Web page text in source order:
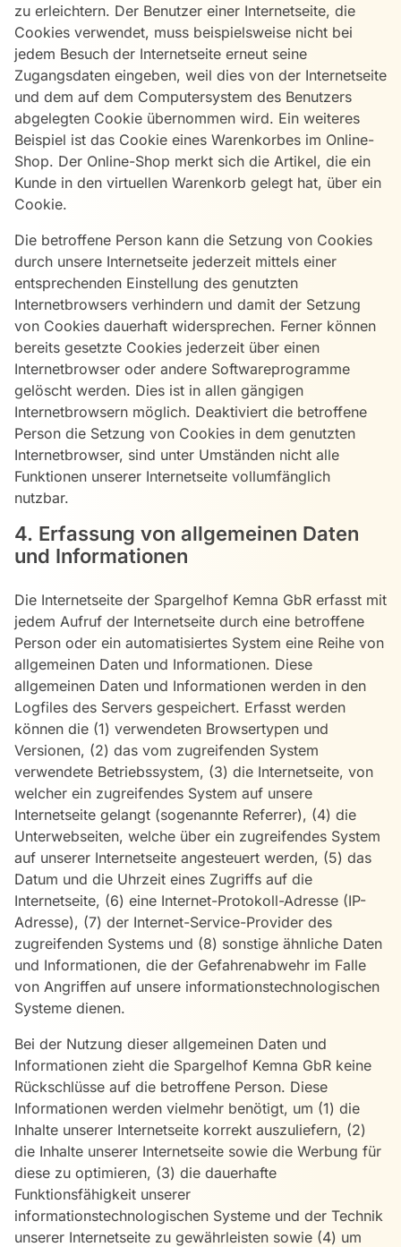
zu erleichtern. Der Benutzer einer Internetseite, die
Cookies verwendet, muss beispielsweise nicht bei
jedem Besuch der Internetseite erneut seine
Zugangsdaten eingeben, weil dies von der Internetseite
und dem auf dem Computersystem des Benutzers
abgelegten Cookie übernommen wird. Ein weiteres
Beispiel ist das Cookie eines Warenkorbes im Online-
Shop. Der Online-Shop merkt sich die Artikel, die ein
Kunde in den virtuellen Warenkorb gelegt hat, über ein
Cookie.
Die betroffene Person kann die Setzung von Cookies
durch unsere Internetseite jederzeit mittels einer
entsprechenden Einstellung des genutzten
Internetbrowsers verhindern und damit der Setzung
von Cookies dauerhaft widersprechen. Ferner können
bereits gesetzte Cookies jederzeit über einen
Internetbrowser oder andere Softwareprogramme
gelöscht werden. Dies ist in allen gängigen
Internetbrowsern möglich. Deaktiviert die betroffene
Person die Setzung von Cookies in dem genutzten
Internetbrowser, sind unter Umständen nicht alle
Funktionen unserer Internetseite vollumfänglich
nutzbar.
4. Erfassung von allgemeinen Daten
und Informationen
Die Internetseite der Spargelhof Kemna GbR erfasst mit
jedem Aufruf der Internetseite durch eine betroffene
Person oder ein automatisiertes System eine Reihe von
allgemeinen Daten und Informationen. Diese
allgemeinen Daten und Informationen werden in den
Logfiles des Servers gespeichert. Erfasst werden
können die (1) verwendeten Browsertypen und
Versionen, (2) das vom zugreifenden System
verwendete Betriebssystem, (3) die Internetseite, von
welcher ein zugreifendes System auf unsere
Internetseite gelangt (sogenannte Referrer), (4) die
Unterwebseiten, welche über ein zugreifendes System
auf unserer Internetseite angesteuert werden, (5) das
Datum und die Uhrzeit eines Zugriffs auf die
Internetseite, (6) eine Internet-Protokoll-Adresse (IP-
Adresse), (7) der Internet-Service-Provider des
zugreifenden Systems und (8) sonstige ähnliche Daten
und Informationen, die der Gefahrenabwehr im Falle
von Angriffen auf unsere informationstechnologischen
Systeme dienen.
Bei der Nutzung dieser allgemeinen Daten und
Informationen zieht die Spargelhof Kemna GbR keine
Rückschlüsse auf die betroffene Person. Diese
Informationen werden vielmehr benötigt, um (1) die
Inhalte unserer Internetseite korrekt auszuliefern, (2)
die Inhalte unserer Internetseite sowie die Werbung für
diese zu optimieren, (3) die dauerhafte
Funktionsfähigkeit unserer
informationstechnologischen Systeme und der Technik
unserer Internetseite zu gewährleisten sowie (4) um